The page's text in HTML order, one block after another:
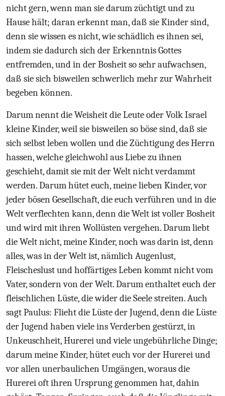
nicht gern, wenn man sie darum züchtigt und zu
Hause hält; daran erkennt man, daß sie Kinder sind,
denn sie wissen es nicht, wie schädlich es ihnen sei,
indem sie dadurch sich der Erkenntnis Gottes
entfremden, und in der Bosheit so sehr aufwachsen,
daß sie sich bisweilen schwerlich mehr zur Wahrheit
begeben können.
Darum nennt die Weisheit die Leute oder Volk Israel
kleine Kinder, weil sie bisweilen so böse sind, daß sie
sich selbst leben wollen und die Züchtigung des Herrn
hassen, welche gleichwohl aus Liebe zu ihnen
geschieht, damit sie mit der Welt nicht verdammt
werden. Darum hütet euch, meine lieben Kinder, vor
jeder bösen Gesellschaft, die euch verführen und in die
Welt verflechten kann, denn die Welt ist voller Bosheit
und wird mit ihren Wollüsten vergehen. Darum liebt
die Welt nicht, meine Kinder, noch was darin ist, denn
alles, was in der Welt ist, nämlich Augenlust,
Fleischeslust und hoffärtiges Leben kommt nicht vom
Vater, sondern von der Welt. Darum enthaltet euch der
fleischlichen Lüste, die wider die Seele streiten. Auch
sagt Paulus: Flieht die Lüste der Jugend, denn die Lüste
der Jugend haben viele ins Verderben gestürzt, in
Unkeuschheit, Hurerei und viele ungebührliche Dinge;
darum meine Kinder, hütet euch vor der Hurerei und
vor allen unerbaulichen Umgängen, woraus die
Hurerei oft ihren Ursprung genommen hat, dahin